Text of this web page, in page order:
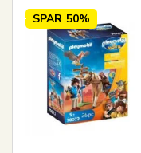
SPAR 50%